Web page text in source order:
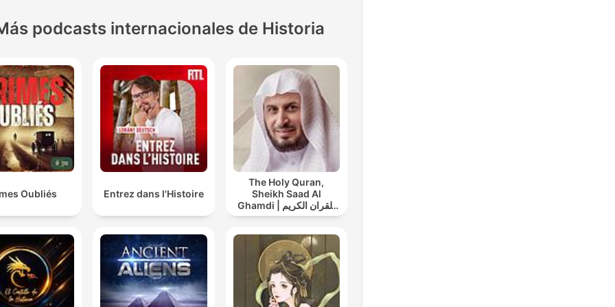
podcasts internacionales de Historia
Oubliés Entrez dans l'Histoire
The Holy Quran,
Sheikh Saad Al
Ghamdi | القران الكريم
سعد الغامدي